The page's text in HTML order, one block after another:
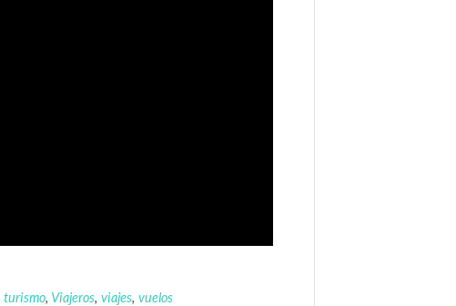
turismo, Viajeros,viajes,vuelos